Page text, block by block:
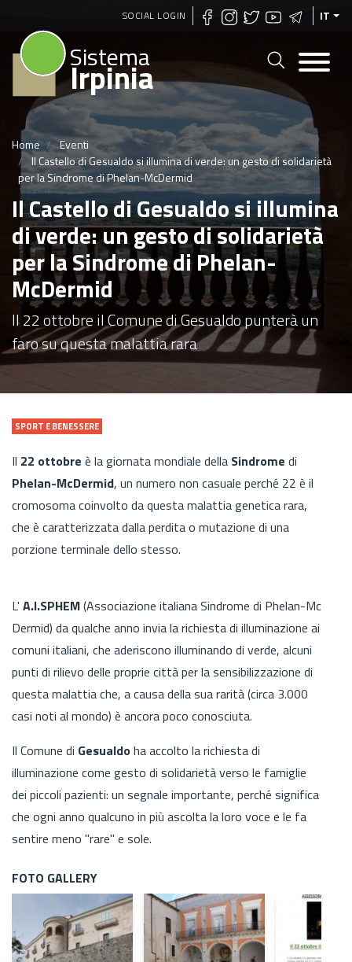
Salta
principale
SOCIAL LOGIN IT
Sistema
Irpinia
Home
Eventi
Il Castello di Gesualdo si illumina di verde: un gesto di solidarietà
per la Sindrome di Phelan-McDermid
Il Castello di Gesualdo si illumina
di verde: un gesto di solidarietà
per la Sindrome di Phelan-
McDermid
Il 22 ottobre il Comune di Gesualdo punterà un
faro su questa malattia rara
SPORT E BENESSERE
Il 22 ottobre è la giornata mondiale della Sindrome di
Phelan-McDermid, un numero non casuale perché 22 è il
cromosoma coinvolto da questa malattia genetica rara,
che è caratterizzata dalla perdita o mutazione di una
porzione terminale dello stesso.
L' A.I.SPHEM(Associazione italiana Sindrome di Phelan-Mc
Dermid) da qualche anno invia la richiesta di illuminazione ai
comuni italiani, che aderiscono illuminando di verde, alcuni
punti di rilievo delle proprie città per la sensibilizzazione di
questa malattia che, a causa della sua rarità (circa 3.000
casi noti al mondo) è ancora poco conosciuta.
Il Comune di Gesualdoha accolto la richiesta di
illuminazione come gesto di solidarietà verso le famiglie
dei piccoli pazienti: un segnale importante, perché significa
che ogni anno qualcuno in più ascolta la loro voce e le fa
sentire meno "rare" e sole.
FOTO GALLERY